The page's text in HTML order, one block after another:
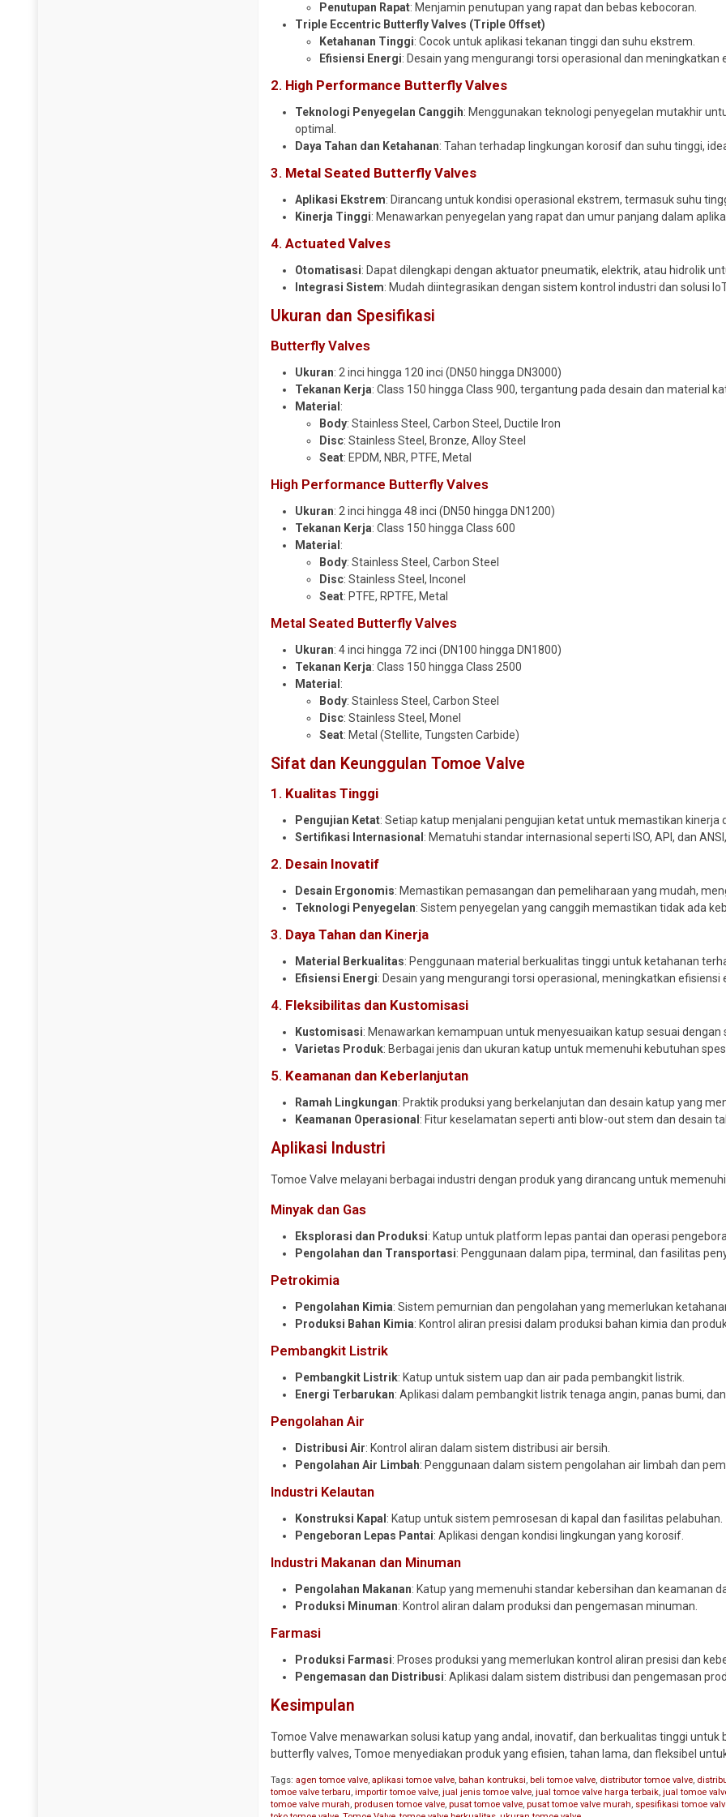
Penutupan Rapat: Menjamin penutupan yang rapat dan bebas kebocoran.
Triple Eccentric Butterfly Valves (Triple Offset)
Ketahanan Tinggi: Cocok untuk aplikasi tekanan tinggi dan suhu ekstrem.
Efisiensi Energi: Desain yang mengurangi torsi operasional dan meningkatkan
2. High Performance Butterfly Valves
Teknologi Penyegelan Canggih: Menggunakan teknologi penyegelan mutakhir
optimal.
Daya Tahan dan Ketahanan: Tahan terhadap lingkungan korosif dan suhu tinggi,
3. Metal Seated Butterfly Valves
Aplikasi Ekstrem: Dirancang untuk kondisi operasional ekstrem, termasuk suhu
Kinerja Tinggi: Menawarkan penyegelan yang rapat dan umur panjang dalam
4.Actuated Valves
Otomatisasi: Dapat dilengkapi dengan aktuator pneumatik, elektrik, atau hidrolik
Integrasi Sistem: Mudah diintegrasikan dengan sistem kontrol industri dan solusi
Ukuran dan Spesifikasi
Butterfly Valves
Ukuran: 2 inci hingga 120 inci (DN50 hingga DN3000)
Tekanan Kerja: Class 150 hingga Class 900, tergantung pada desain dan material
Material :
Body: Stainless Steel, Carbon Steel, Ductile Iron
Disc: Stainless Steel, Bronze, Alloy Steel
Seat: EPDM, NBR, PTFE, Metal
High Performance Butterfly Valves
Ukuran: 2 inci hingga 48 inci (DN50 hingga DN1200)
Tekanan Kerja: Class 150 hingga Class 600
Material :
Body: Stainless Steel, Carbon Steel
Disc: Stainless Steel, Inconel
Seat: PTFE, RPTFE, Metal
Metal Seated Butterfly Valves
Ukuran: 4 inci hingga 72 inci (DN100 hingga DN1800)
Tekanan Kerja: Class 150 hingga Class 2500
Material :
Body: Stainless Steel, Carbon Steel
Disc: Stainless Steel, Monel
Seat: Metal (Stellite, Tungsten Carbide)
Sifat dan Keunggulan Tomoe Valve
1. Kualitas Tinggi
Pengujian Ketat: Setiap katup menjalani pengujian ketat untuk memastikan
Sertifikasi Internasional : Mematuhi standar internasional seperti ISO, API, dan
2. Desain Inovatif
Desain Ergonomis: Memastikan pemasangan dan pemeliharaan yang mudah,
Teknologi Penyegelan: Sistem penyegelan yang canggih memastikan tidak ada
3. Daya Tahan dan Kinerja
Material Berkualitas: Penggunaan material berkualitas tinggi untuk ketahanan
Efisiensi Energi: Desain yang mengurangi torsi operasional, meningkatkan
4. Fleksibilitas dan Kustomisasi
Kustomisasi: Menawarkan kemampuan untuk menyesuaikan katup sesuai
Varietas Produk: Berbagai jenis dan ukuran katup untuk memenuhi kebutuhan
5. Keamanan dan Keberlanjutan
Ramah Lingkungan: Praktik produksi yang berkelanjutan dan desain katup yang
Keamanan Operasional : Fitur keselamatan seperti anti blow-out stem dan desain
Aplikasi Industri
Tomoe Valve melayani berbagai industri dengan produk yang dirancang untuk
Minyak dan Gas
Eksplorasi dan Produksi: Katup untuk platform lepas pantai dan operasi
Pengolahan dan Transportasi: Penggunaan dalam pipa, terminal, dan fasilitas
Petrokimia
Pengolahan Kimia: Sistem pemurnian dan pengolahan yang memerlukan
Produksi Bahan Kimia: Kontrol aliran presisi dalam produksi bahan kimia dan
Pembangkit Listrik
Pembangkit Listrik: Katup untuk sistem uap dan air pada pembangkit listrik.
Energi Terbarukan: Aplikasi dalam pembangkit listrik tenaga angin, panas bumi,
Pengolahan Air
Distribusi Air: Kontrol aliran dalam sistem distribusi air bersih.
Pengolahan Air Limbah: Penggunaan dalam sistem pengolahan air limbah dan
Industri Kelautan
Konstruksi Kapal : Katup untuk sistem pemrosesan di kapal dan fasilitas pelabuhan.
Pengeboran Lepas Pantai: Aplikasi dengan kondisi lingkungan yang korosif.
Industri Makanan dan Minuman
Pengolahan Makanan: Katup yang memenuhi standar kebersihan dan keamanan
Produksi Minuman: Kontrol aliran dalam produksi dan pengemasan minuman.
Farmasi
Produksi Farmasi: Proses produksi yang memerlukan kontrol aliran presisi dan
Pengemasan dan Distribusi: Aplikasi dalam sistem distribusi dan pengemasan
Kesimpulan
Tomoe Valve menawarkan solusi katup yang andal, inovatif, dan berkualitas tinggi untuk
butterfly valves, Tomoe menyediakan produk yang efisien, tahan lama, dan fleksibel
Tags:agen tomoe valve,aplikasi tomoe valve,bahan kontruksi,beli tomoe valve, distributor tomoe valve,
tomoe valve terbaru,importir tomoe valve,jual jenis tomoe valve,jual tomoe valve harga terbaik,jual tomoe
tomoe valve murah,produsen tomoe valve,pusat tomoe valve,pusat tomoe valve murah,spesifikasi tomoe